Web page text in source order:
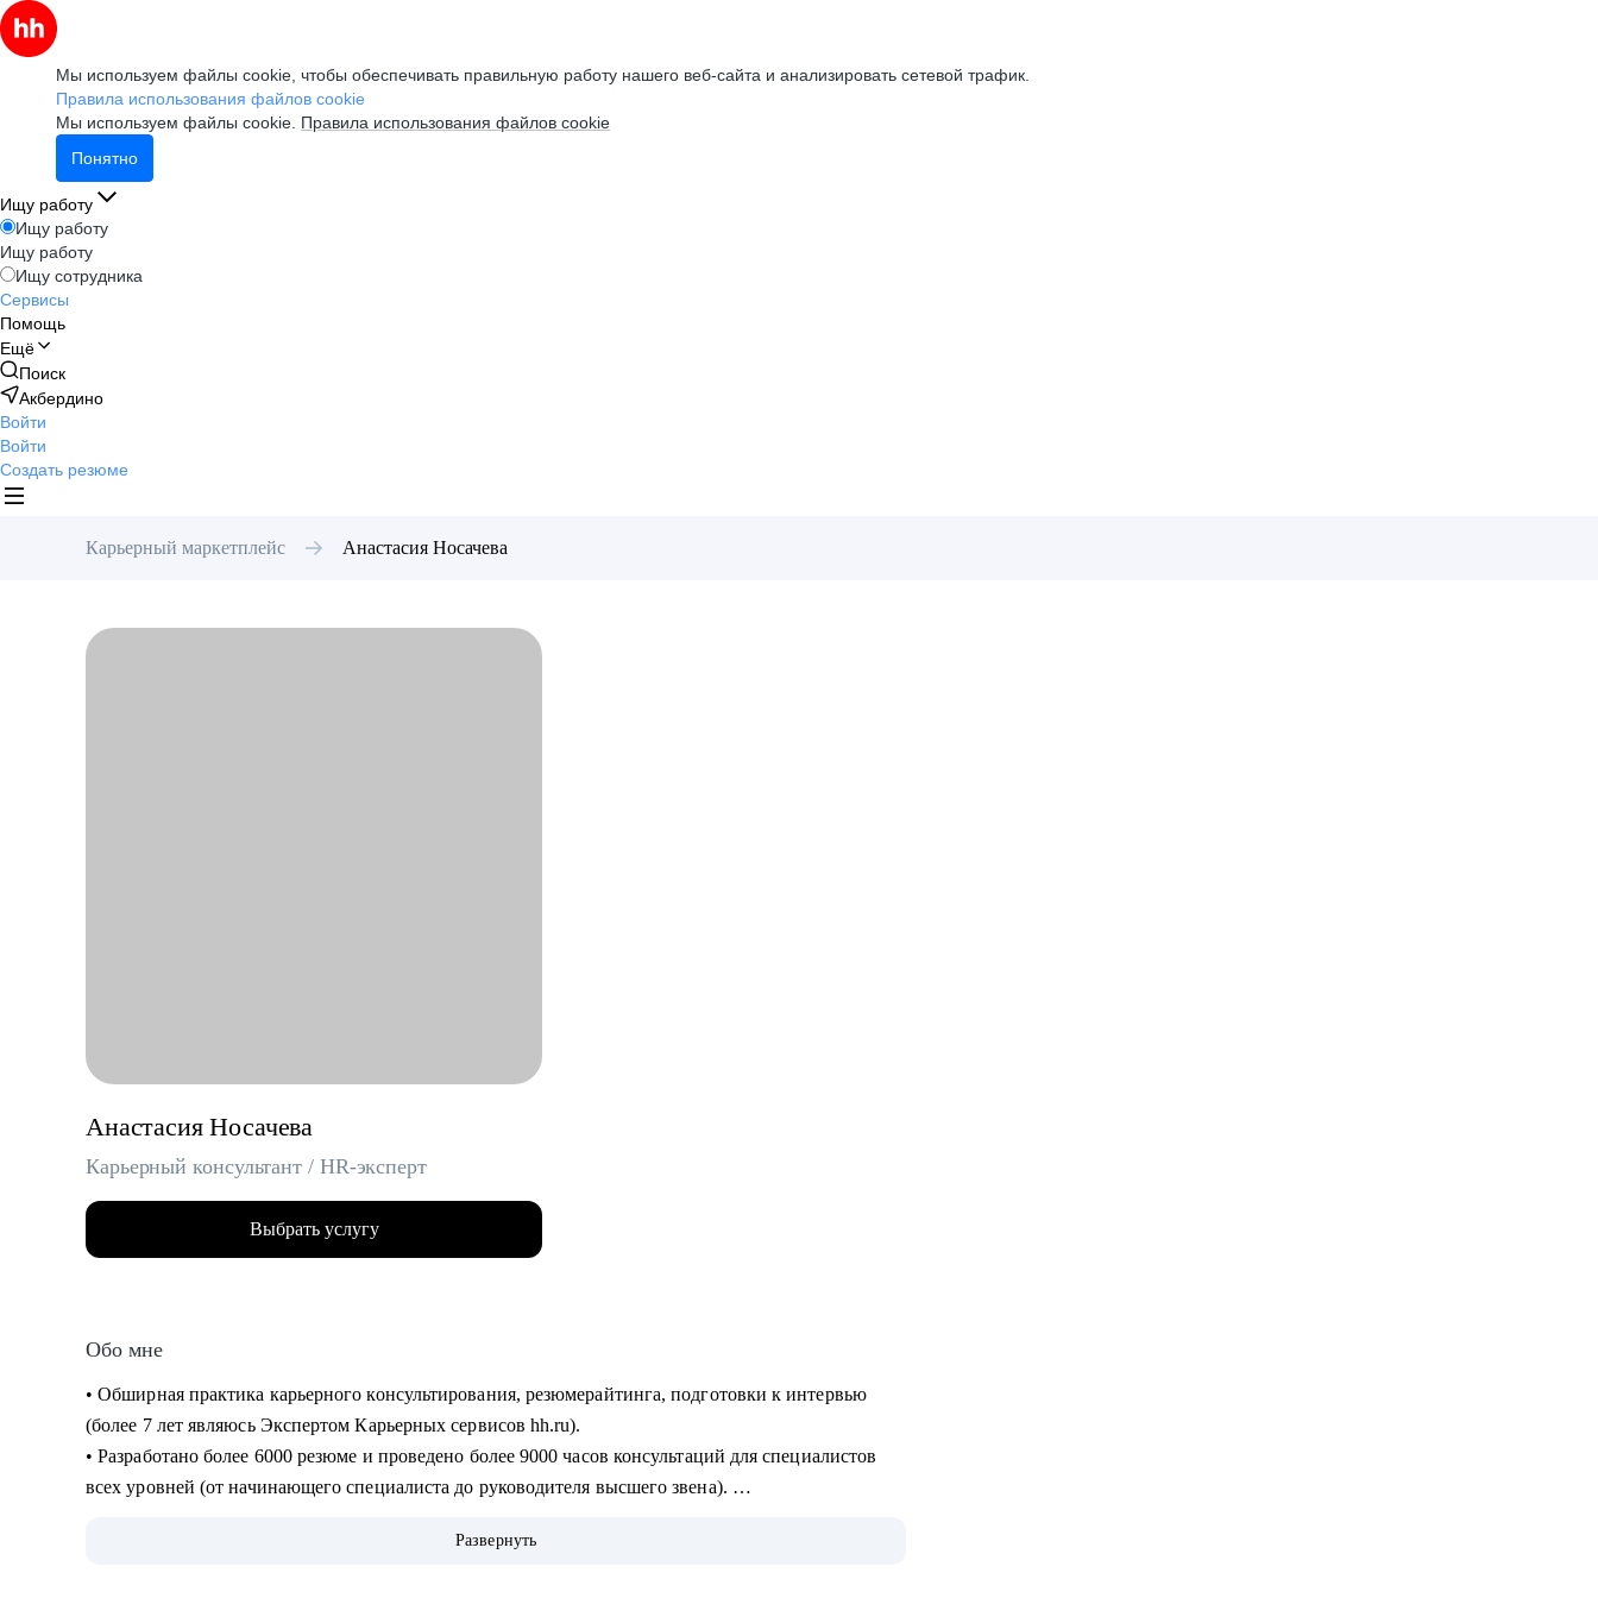
Мы используем файлы cookie, чтобы обеспечивать правильную работу нашего веб-сайта и анализировать сетевой трафик.
Правила использования файлов cookie
Мы используем файлы cookie. Правила использования файлов cookie
Понятно
Ищу работу
Ищу работу
Ищу работу
Ищу сотрудника
Сервисы
Помощь
Ещё
Поиск
Акбердино
Войти
Войти
Создать резюме
Карьерный маркетплейс Анастасия Носачева
Анастасия Носачева
Карьерный консультант / HR-эксперт
Выбрать услугу
Обо мне
• Обширная практика карьерного консультирования, резюмерайтинга, подготовки к интервью
(более 7 лет являюсь Экспертом Карьерных сервисов hh.ru).
• Разработано более 6000 резюме и проведено более 9000 часов консультаций для специалистов
всех уровней (от начинающего специалиста до руководителя высшего звена).
торговый холдинг, медицинские клиники и др.Развернуть